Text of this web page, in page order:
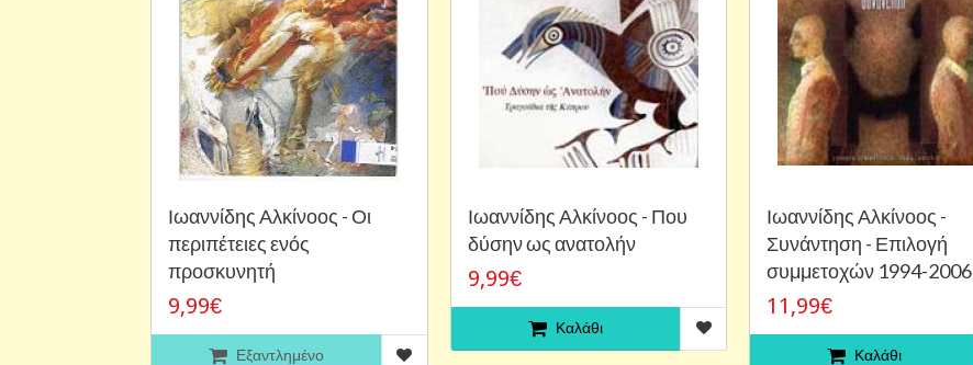
Ιωαννίδης Αλκίνοος - Οι
περιπέτειες ενός
προσκυνητή
9,99€
Εξαντλημένο
Ιωαννίδης Αλκίνοος - Που
δύσην ως ανατολήν
9,99€
Καλάθι
Ιωαννίδης Αλκίνοος -
Συνάντηση - Επιλογή
συμμετοχών 1994-2006
11,99€
Καλάθι